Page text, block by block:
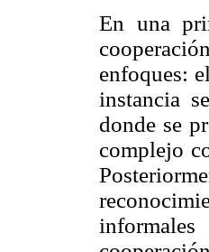
En una
enfoques:
instancia
donde se
complejo